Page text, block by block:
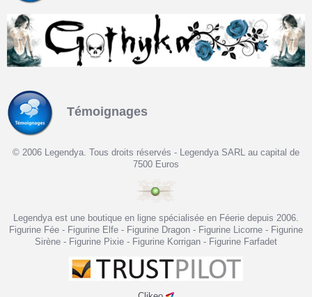
Témoignages
© 2006 Legendya. Tous droits réservés - Legendya SARL au capital de
7500 Euros
Legendya est une boutique en ligne spécialisée en Féerie depuis 2006.
Figurine Fée - Figurine Elfe - Figurine Dragon - Figurine Licorne - Figurine
Sirène - Figurine Pixie - Figurine Korrigan - Figurine Farfadet